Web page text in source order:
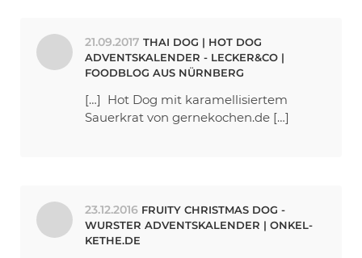
21.09.2017 THAI DOG | HOT DOG
ADVENTSKALENDER - LECKER&CO |
FOODBLOG AUS NÜRNBERG
[…] Hot Dog mit karamellisiertem
Sauerkrat von gernekochen.de […]
23.12.2016 FRUITY CHRISTMAS DOG -
WURSTER ADVENTSKALENDER | ONKEL-
KETHE.DE